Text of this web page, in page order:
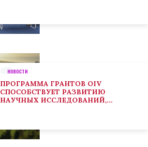
НОВОСТИ
ПРОГРАММА ГРАНТОВ OIV
СПОСОБСТВУЕТ РАЗВИТИЮ
НАУЧНЫХ ИССЛЕДОВАНИЙ,